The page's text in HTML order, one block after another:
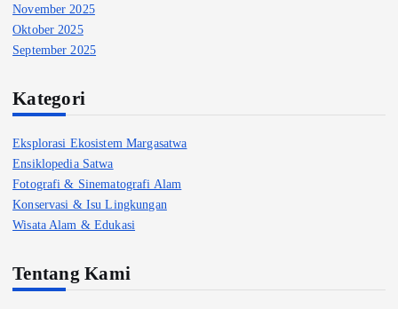
November 2025
Oktober 2025
September 2025
Kategori
Eksplorasi Ekosistem Margasatwa
Ensiklopedia Satwa
Fotografi & Sinematografi Alam
Konservasi & Isu Lingkungan
Wisata Alam & Edukasi
Tentang Kami